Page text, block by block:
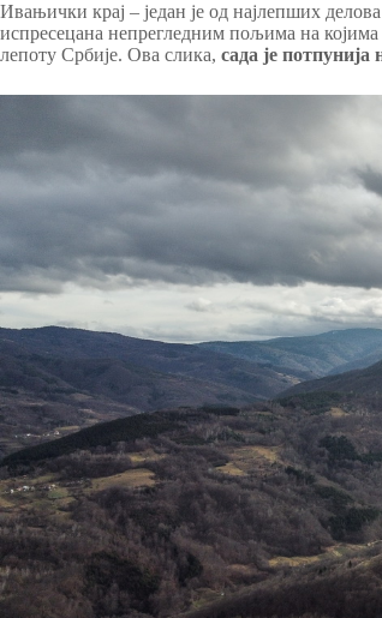
Ивањички крај – један је од најлепших
испресецана непрегледним пољима на
лепоту Србије. Ова слика, сада је